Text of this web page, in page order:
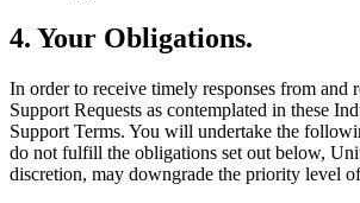
4. Your Obligations.
In order to receive timely responses from and
Support Requests as contemplated in these
Support Terms. You will undertake the
do not fulfill the obligations set out below,
discretion, may downgrade the priority level